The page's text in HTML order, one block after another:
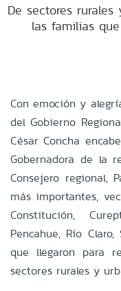
De sectores
las familias
Con emoción y
del Gobierno
César Concha
Gobernadora de la
Consejero regional,
más importantes,
Constitución,
Pencahue, Río
que llegaron para
sectores rurales y